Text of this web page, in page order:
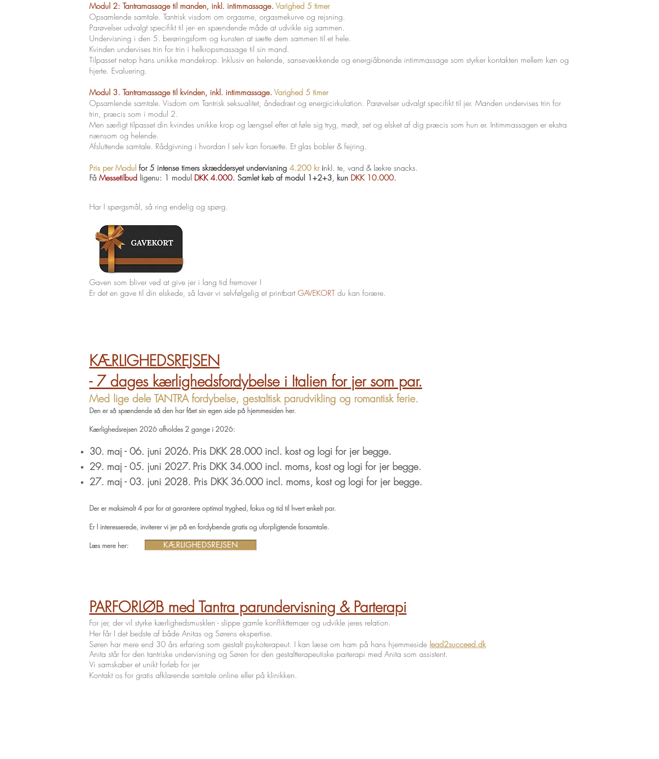
Modul 2: Tantramassage til manden, inkl. intimmassage. Varighed 5 timer
Opsamlende samtale. Tantrisk visdom om orgasme, orgasmekurve og rejsning.
Parøvelser udvalgt specifikt til jer- en spændende måde at udvikle sig sammen.
Undervisning i den 5. berøringsform og kunsten at sætte dem sammen til et hele.
Kvinden undervises trin for trin i helkropsmassage til sin mand.
Tilpasset netop hans unikke mandekrop. Inklusiv en helende, sansevækkende og energiåbnende intimmassage som styrker kontakten mellem køn og
hjerte. Evaluering.
Modul 3. Tantramassage til kvinden, inkl. intimmassage. Varighed 5 timer
Opsamlende samtale. Visdom om Tantrisk seksualitet, åndedræt og energicirkulation. Parøvelser udvalgt specifikt til jer. Manden undervises trin for
trin, præcis som i modul 2.
Men særligt tilpasset din kvindes unikke krop og længsel efter at føle sig tryg, mødt, set og elsket af dig præcis som hun er. Intimmassagen er ekstra
nænsom og helende.
Afsluttende samtale. Rådgivning i hvordan I selv kan forsætte. Et glas bobler & fejring.
Pris per Modul for 5 intense timers skræddersyet undervisning 4.200 kr inkl. te, vand & lækre snacks.
Få Messetilbud ligenu: 1 modul DKK 4.000. Samlet køb af modul 1+2+3, kun DKK 10.000.
Har I spørgsmål, så ring endelig og spørg.
Gaven som bliver ved at give jer i lang tid fremover !
Er det en gave til din elskede, så laver vi selvfølgelig et printbartGAVEKORT du kan forære.
KÆRLIGHEDSREJSEN
- 7 dages kærlighedsfordybelse i Italien for jer som par.
Med lige dele TANTRA fordybelse, gestaltisk parudvikling og romantisk ferie.
Den er så spændende så den har fået sin egen side på hjemmesiden her.
Kærlighedsrejsen 2026 afholdes 2 gange i 2026:
30. maj - 06. juni 2026. Pris DKK 28.000 incl. kost og logi for jer begge.
29. maj - 05. juni 2027. Pris DKK 34.000 incl. moms, kost og logi for jer begge.
27. maj - 03. juni 2028. Pris DKK 36.000 incl. moms, kost og logi for jer begge.
Der er maksimalt 4 par for at garantere optimal tryghed, fokus og tid til hvert enkelt par.
Er I interesserede, inviterer vi jer på en fordybende gratis og uforpligtende forsamtale.
Læs mere her:
PARFORLØB med Tantra parundervisning & Parterapi
For jer, der vil styrke kærlighedsmusklen - slippe gamle konflikttemaer og udvikle jeres relation.
Her får I det bedste af både Anitas og Sørens ekspertise.
Søren har mere end 30 års erfaring som gestalt psykoterapeut. I kan læse om ham på hans hjemmeside lead2succeed.dk
Anita står for den tantriske undervisning og Søren for den gestaltterapeutiske parterapi med Anita som assistent.
Vi samskaber et unikt forløb for jer
Kontakt os for gratis afklarende samtale online eller på klinikken.
KÆRLIGHEDSREJSEN